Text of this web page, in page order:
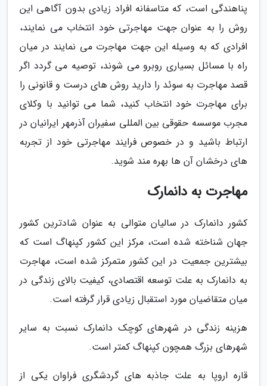
پناهندگی است، که متاسفانه افراد زیادی بدون آگاهی این
روش را به عنوان جهت مهاجرتی خود انتخاب می نمایند،
افرادی که به وسیله این جهت مهاجرت می نمایند در میان
راه با مسائل بسیاری روبرو می شوند، توصیه می گردد اگر
قصد مهاجرت به سوئد را دارید روش های درست و قانونی را
برای مهاجرت خود انتخاب کنید، شما می توانید با وکلای
مجرب موسسه حقوقی بین المللی سفیران آذرمهر ایرانیان در
ارتباط باشید و در خصوص فرایند مهاجرتی خود از تجربه
های درخشان آن ها بهره مند شوید.
مهاجرت به دانمارک
کشور دانمارک در سالیان متوالی به عنوان شادترین کشور
جهان شناخته شده است، مرکز این کشور کپنهاگ است که
بیشترین جمعیت در این کشور متمرکز شده است، مهاجرت
به دانمارک به علت توسعه اقتصادی، کیفیت بالای زندگی در
میان متقاضیان مورد استقبال زیادی قرار گرفته است.
هزینه زندگی در شهرهای کوچک دانمارک نسبت به سایر
شهرهای بزرگ همچون کپنهاگ کمتر است.
قاره اروپا به علت جاذبه های گردشگری فراوان یکی از